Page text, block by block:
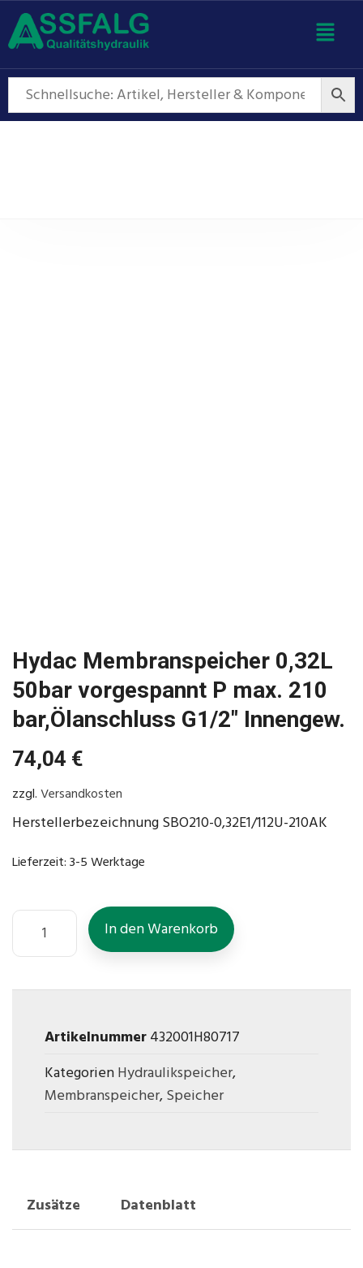
Hydac Membranspeicher 0,32L
50bar vorgespannt P max. 210
bar,Ölanschluss G1/2″ Innengew.
74,04 €
zzgl.Versandkosten
Herstellerbezeichnung SBO210-0,32E1/112U-210AK
Lieferzeit:3-5 Werktage
In den Warenkorb
Artikelnummer432001H80717
KategorienHydraulikspeicher,
Membranspeicher,Speicher
Zusätze Datenblatt